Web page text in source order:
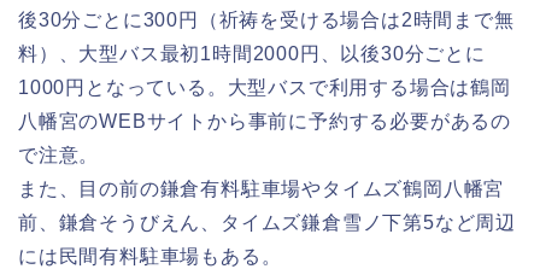
後30分ごとに300円（祈祷を受ける場合は2時間まで無
料）、大型バス最初1時間2000円、以後30分ごとに
1000円となっている。大型バスで利用する場合は鶴岡
八幡宮のWEBサイトから事前に予約する必要があるの
で注意。
また、目の前の鎌倉有料駐車場やタイムズ鶴岡八幡宮
前、鎌倉そうびえん、タイムズ鎌倉雪ノ下第5など周辺
には民間有料駐車場もある。